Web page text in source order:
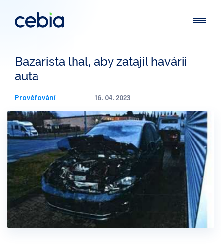
Bazarista lhal, aby zatajil havárii
auta
Prověřování 16. 04. 2023